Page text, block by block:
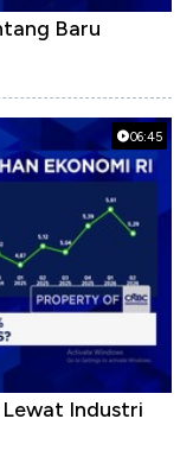
Baru
06:45
Industri